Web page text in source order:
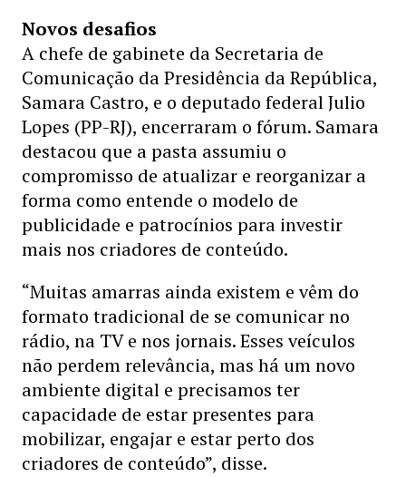
Novos desafios
A chefe de gabinete da Secretaria de
Comunicação da Presidência da República,
Samara Castro, e o deputado federal Julio
Lopes (PP-RJ), encerraram o fórum. Samara
destacou que a pasta assumiu o
compromisso de atualizar e reorganizar a
forma como entende o modelo de
publicidade e patrocínios para investir
mais nos criadores de conteúdo.
“Muitas amarras ainda existem e vêm do
formato tradicional de se comunicar no
rádio, na TV e nos jornais. Esses veículos
não perdem relevância, mas há um novo
ambiente digital e precisamos ter
capacidade de estar presentes para
mobilizar, engajar e estar perto dos
criadores de conteúdo”, disse.